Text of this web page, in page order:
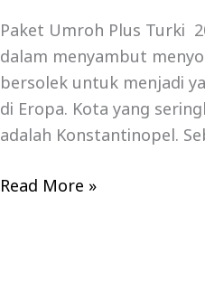
Paket Umroh Plus Turki
dalam menyambut
bersolek untuk menjadi
di Eropa. Kota yang
adalah Konstantinopel.
Read More »